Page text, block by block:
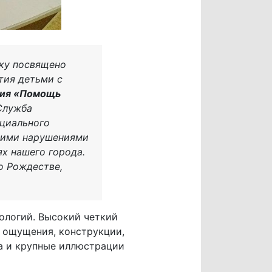
посвящено
детьми с
«Помощь
нарушениями
нашего города.
Рождестве,
Высокий четкий
ощущения, конструкции,
и крупные иллюстрации